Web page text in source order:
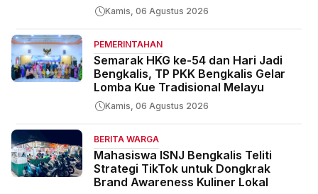
Kamis, 06 Agustus 2026
PEMERINTAHAN
Semarak HKG ke-54 dan Hari Jadi
Bengkalis, TP PKK Bengkalis Gelar
Lomba Kue Tradisional Melayu
Kamis, 06 Agustus 2026
BERITA WARGA
Mahasiswa ISNJ Bengkalis Teliti
Strategi TikTok untuk Dongkrak
Brand Awareness Kuliner Lokal